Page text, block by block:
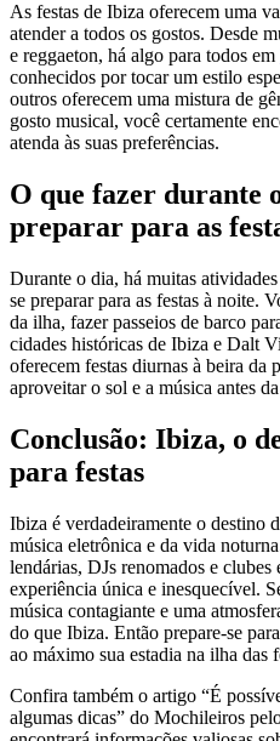
As festas de Ibiza oferecem uma
atender a todos os gostos. Desde
e reggaeton, há algo para todos em
conhecidos por tocar um estilo
outros oferecem uma mistura de
gosto musical, você certamente
atenda às suas preferências.
O que fazer durante
preparar para as
Durante o dia, há muitas
se preparar para as festas à noite.
da ilha, fazer passeios de barco
cidades históricas de Ibiza e Dalt
oferecem festas diurnas à beira da
aproveitar o sol e a música antes
Conclusão: Ibiza, o
para festas
Ibiza é verdadeiramente o destino
música eletrônica e da vida
lendárias, DJs renomados e clubes
experiência única e inesquecível.
música contagiante e uma
do que Ibiza. Então prepare-se
ao máximo sua estadia na ilha das
Confira também o artigo “É
algumas dicas” do Mochileiros